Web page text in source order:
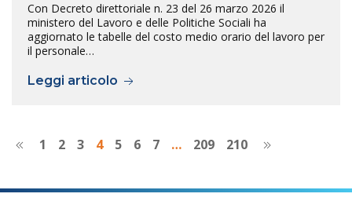
Con Decreto direttoriale n. 23 del 26 marzo 2026 il
ministero del Lavoro e delle Politiche Sociali ha
aggiornato le tabelle del costo medio orario del lavoro per
il personale…
Leggi articolo
1 2 3 4 5 6 7 … 209 210